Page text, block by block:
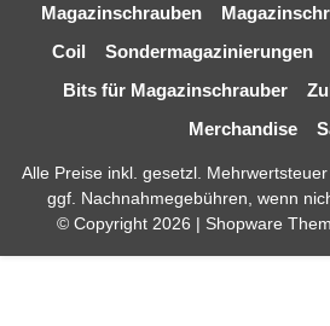
Magazinschrauben
Coil
Sondermagazinierungen
Bits für Magazinschrauber
Merchandise
Alle Preise inkl. gesetzl. Mehrwertsteuer
ggf. Nachnahmegebühren, wenn
© Copyright 2026 | Shopware